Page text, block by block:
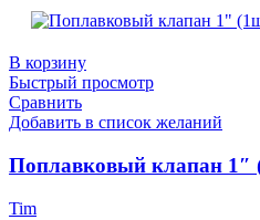
В корзину
Быстрый просмотр
Сравнить
Добавить в список желаний
Поплавковый клапан 1″
Tim